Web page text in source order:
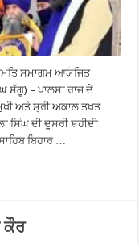
ਸਮਾਗਮ ਆਯੋਜਿਤ
ਸੱਗੂ) – ਖਾਲਸਾ ਰਾਜ ਦੇ
ਅਤੇ ਸ੍ਰੀ ਅਕਾਲ ਤਖਤ
ਸਿੰਘ ਦੀ ਦੂਸਰੀ ਸ਼ਹੀਦੀ
ਬਿਹਾਰ …
ਕੌਰ